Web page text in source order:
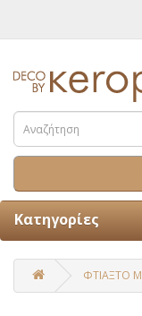
Κατηγορίες
ΦΤΙΑΞΤΟ